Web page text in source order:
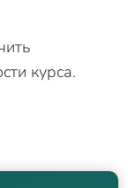
курса.